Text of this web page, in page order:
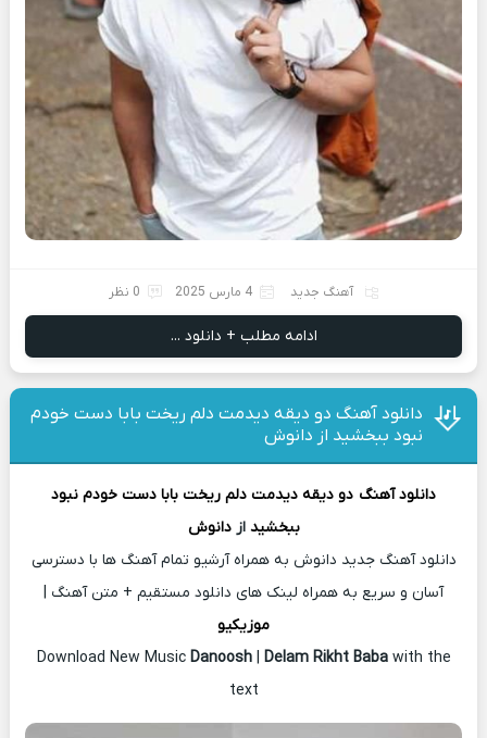
آهنگ جدید 4 مارس 2025 0 نظر
ادامه مطلب + دانلود ...
دانلود آهنگ دو دﻳﻘﻪ دﻳﺪﻣﺖ دﻟﻢ رﻳﺨﺖ ﺑﺎﺑﺎ دﺳﺖ ﺧﻮدم
ﻧﺒﻮد ﺑﺒﺨﺸﻴﺪ از دانوش
دانلود آهنگ دو دﻳﻘﻪ دﻳﺪﻣﺖ دﻟﻢ رﻳﺨﺖ ﺑﺎﺑﺎ دﺳﺖ ﺧﻮدم ﻧﺒﻮد
ﺑﺒﺨﺸﻴﺪ ازدانوش
دانلود آهنگ جدید دانوش به همراه آرشیو تمام آهنگ ها با دسترسی
آسان و سریع به همراه لینک های دانلود مستقیم + متن آهنگ |
موزیکیو
Download New Music Danoosh| Delam Rikht Baba with the
text